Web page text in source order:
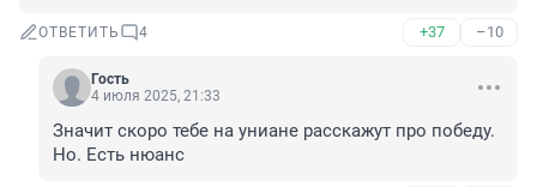
ОТВЕТИТЬ 4 +37 –10
Гость
4 июля 2025, 21:33
Значит скоро тебе на униане расскажут про победу.
Но. Есть нюанс